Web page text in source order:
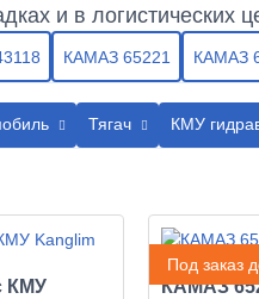
и в логистических
КАМАЗ 65221 КАМАЗ
Тягач КМУ
КМУ
Под заказ
КАМАЗ